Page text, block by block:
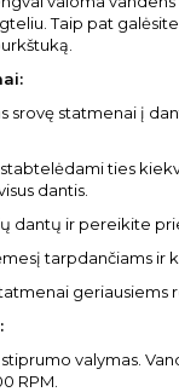
Taip pat
srovę statmenai į
ties
dantis.
dantų ir pereikite
tarpdančiams ir
geriausiems
valymas.
RPM.